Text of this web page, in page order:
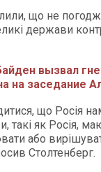
що не
держави
вызвал
на заседание
що Росія
такі як Росія,
або
Столтенберг.